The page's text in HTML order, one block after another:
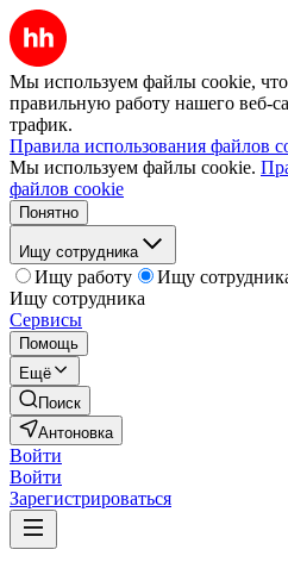
Мы используем файлы cookie,
правильную работу нашего веб-
трафик.
Правила использования файлов
Мы используем файлы cookie.
файлов cookie
Понятно
Ищу сотрудника
Ищу работу
Ищу
Ищу сотрудника
Сервисы
Помощь
Ещё
Поиск
Антоновка
Войти
Войти
Зарегистрироваться